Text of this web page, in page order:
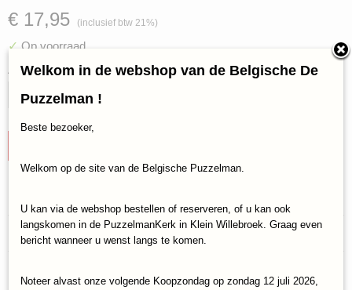
€ 17,95 (inclusief btw 21%)
✓ Op voorraad
Aantal
Productcode
Cobble-Hill-80219
625012802192
Reacties
Save
Welkom in de webshop van de Belgische De
Puzzelman !
Beste bezoeker,
Welkom op de site van de Belgische Puzzelman.
U kan via de webshop bestellen of reserveren, of u kan ook
langskomen in de PuzzelmanKerk in Klein Willebroek. Graag even
bericht wanneer u wenst langs te komen.
Noteer alvast onze volgende Koopzondag op zondag 12 juli 2026,